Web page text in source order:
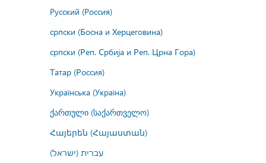
Русский (Россия)
српски (Босна и Херцеговина)
српски (Реп. Србија и Реп. Црна Гора)
Татар (Россия)
Українська (Україна)
ქართული (საქართველო)
Հայերեն (Հայաստան)
עברית (ישראל)